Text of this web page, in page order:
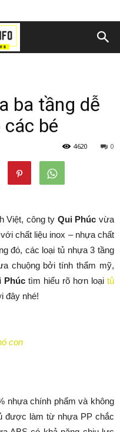
ba tầng dễ
bé
0
4620
Việt, công ty Qui Phúc vừa
chất liệu inox – nhựa chất
đó, các loại tủ nhựa 3 tầng
chuộng bởi tính thẩm mỹ,
Phúctìm hiểu rõ hơn loạitủ
đây nhé!
con
nhựa chính phẩm và không
được làm từ nhựa PP chắc